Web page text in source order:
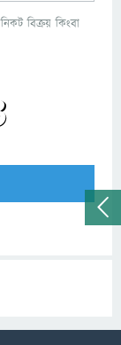
বিক্রয় কিংবা